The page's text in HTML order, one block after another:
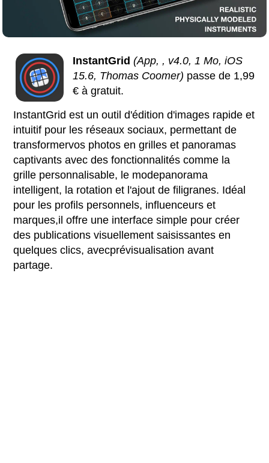
InstantGrid (App, , v4.0, 1 Mo, iOS
15.6, Thomas Coomer) passe de 1,99
€ à gratuit.
InstantGrid est un outil d'édition d'images rapide et
intuitif pour les réseaux sociaux, permettant de
transformervos photos en grilles et panoramas
captivants avec des fonctionnalités comme la
grille personnalisable, le modepanorama
intelligent, la rotation et l'ajout de filigranes. Idéal
pour les profils personnels, influenceurs et
marques,il offre une interface simple pour créer
des publications visuellement saisissantes en
quelques clics, avecprévisualisation avant
partage.